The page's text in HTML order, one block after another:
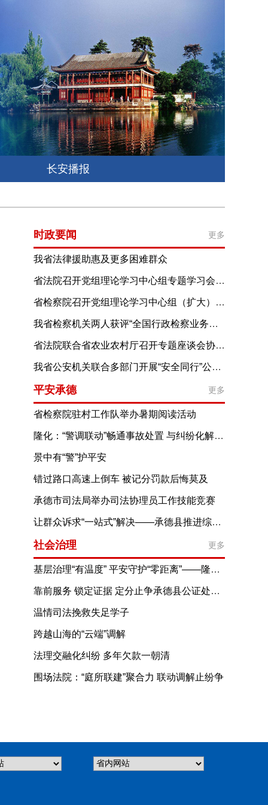
长安播报
时政要闻 更多
我省法律援助惠及更多困难群众
省法院召开党组理论学习中心组专题学习会要求把学习贯彻习近平党建思想作为重要政治任务推动机关党建和系统党建全面进步全面过硬
省检察院召开党组理论学习中心组（扩大）学习会进一步提高树立和践行正确政绩观思想认识为奋力谱写中国式现代化建设河北篇章贡献力量
我省检察机关两人获评“全国行政检察业务能手”
省法院联合省农业农村厅召开专题座谈会协同加强种业知识产权保护
我省公安机关联合多部门开展“安全同行”公益宣传活动推动安全理念走进千家万户
平安承德 更多
省检察院驻村工作队举办暑期阅读活动
隆化：“警调联动”畅通事故处置 与纠纷化解通道
景中有“警”护平安
错过路口高速上倒车 被记分罚款后悔莫及
承德市司法局举办司法协理员工作技能竞赛
让群众诉求“一站式”解决——承德县推进综治中心规范化建设的探索与实践
社会治理 更多
基层治理“有温度” 平安守护“零距离”——隆化县安州街道综治中心规范化建设让群众获得感更充实
靠前服务 锁定证据 定分止争承德县公证处为管网改造民生项目提供公证保障
温情司法挽救失足学子
跨越山海的“云端”调解
法理交融化纠纷 多年欠款一朝清
围场法院：“庭所联建”聚合力 联动调解止纷争